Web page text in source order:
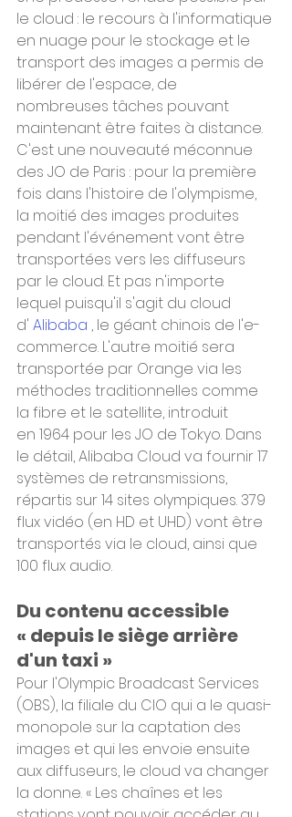
le cloud : le recours à l'informatique
en nuage pour le stockage et le
transport des images a permis de
libérer de l'espace, de
nombreuses tâches pouvant
maintenant être faites à distance.
C'est une nouveauté méconnue
des JO de Paris : pour la première
fois dans l'histoire de l'olympisme,
la moitié des images produites
pendant l'événement vont être
transportées vers les diffuseurs
par le cloud. Et pas n'importe
lequel puisqu'il s'agit du cloud
d' Alibaba , le géant chinois de l'e-
commerce. L'autre moitié sera
transportée par Orange via les
méthodes traditionnelles comme
la fibre et le satellite, introduit
en 1964 pour les JO de Tokyo. Dans
le détail, Alibaba Cloud va fournir 17
systèmes de retransmissions,
répartis sur 14 sites olympiques. 379
flux vidéo (en HD et UHD) vont être
transportés via le cloud, ainsi que
100 flux audio.
Du contenu accessible
« depuis le siège arrière
d'un taxi »
Pour l'Olympic Broadcast Services
(OBS), la filiale du CIO qui a le quasi-
monopole sur la captation des
images et qui les envoie ensuite
aux diffuseurs, le cloud va changer
la donne. « Les chaînes et les